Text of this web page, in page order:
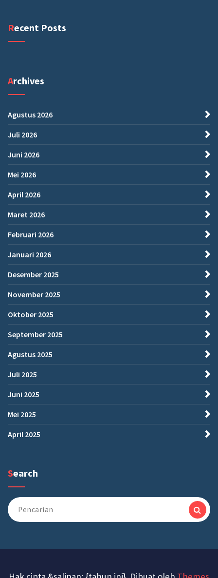
Recent Posts
Archives
Agustus 2026
Juli 2026
Juni 2026
Mei 2026
April 2026
Maret 2026
Februari 2026
Januari 2026
Desember 2025
November 2025
Oktober 2025
September 2025
Agustus 2025
Juli 2025
Juni 2025
Mei 2025
April 2025
Search
Pencarian
untuk: